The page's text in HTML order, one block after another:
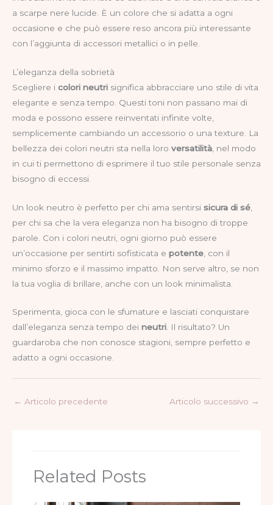
a scarpe nere lucide. È un colore che si adatta a ogni
occasione e che può essere reso ancora più interessante
con l’aggiunta di accessori metallici o in pelle.
L’eleganza della sobrietà
Scegliere i colori neutri significa abbracciare uno stile di vita
elegante e senza tempo. Questi toni non passano mai di
moda e possono essere reinventati infinite volte,
semplicemente cambiando un accessorio o una texture. La
bellezza dei colori neutri sta nella loro versatilità , nel modo
in cui ti permettono di esprimere il tuo stile personale senza
bisogno di eccessi.
Un look neutro è perfetto per chi ama sentirsi sicura di sé
per chi sa che la vera eleganza non ha bisogno di troppe
parole. Con i colori neutri, ogni giorno può essere
un’occasione per sentirti sofisticata e potente , con il
minimo sforzo e il massimo impatto. Non serve altro, se non
la tua voglia di brillare, anche con un look minimalista.
Sperimenta, gioca con le sfumature e lasciati conquistare
dall’eleganza senza tempo dei neutri. Il risultato? Un
guardaroba che non conosce stagioni, sempre perfetto e
adatto a ogni occasione.
← Articolo precedente Articolo successivo →
Related Posts